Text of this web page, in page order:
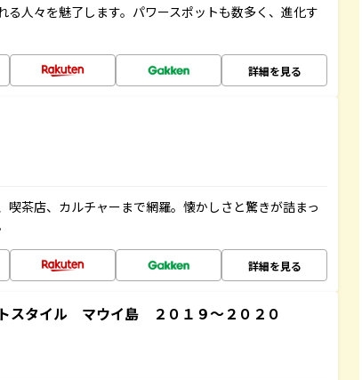
る人々を魅了します。パワースポットも数多く、進化す
詳細を見る
茶店、カルチャーまで網羅。懐かしさと驚きが詰まっ
詳細を見る
タイル マウイ島 ２０１９～２０２０